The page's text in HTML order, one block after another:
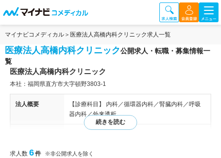
マイナビコメディカル 医療法人高橋内科クリニック求人一覧
医療法人高橋内科クリニック公開求人・転職・募集情報一
覧
医療法人高橋内科クリニック
本社：福岡県直方市大字頓野3803-1
法人概要
【診療科目】 内科／循環器内科／腎臓内科／呼吸
器内科／外来透析
に透析に力を入れており、患者様の生命予後改善の
求人数 6件 ※非公開求人を除く